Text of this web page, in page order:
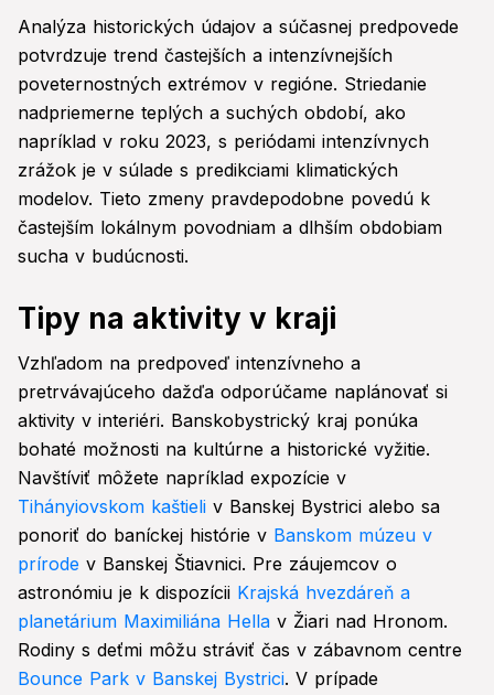
Analýza historických údajov a súčasnej predpovede
potvrdzuje trend častejších a intenzívnejších
poveternostných extrémov v regióne. Striedanie
nadpriemerne teplých a suchých období, ako
napríklad v roku 2023, s periódami intenzívnych
zrážok je v súlade s predikciami klimatických
modelov. Tieto zmeny pravdepodobne povedú k
častejším lokálnym povodniam a dlhším obdobiam
sucha v budúcnosti.
Tipy na aktivity v kraji
Vzhľadom na predpoveď intenzívneho a
pretrvávajúceho dažďa odporúčame naplánovať si
aktivity v interiéri. Banskobystrický kraj ponúka
bohaté možnosti na kultúrne a historické vyžitie.
Navštíviť môžete napríklad expozície v
Tihányiovskom kaštieli v Banskej Bystrici alebo sa
ponoriť do baníckej histórie v Banskom múzeu v
prírode v Banskej Štiavnici. Pre záujemcov o
astronómiu je k dispozícii Krajská hvezdáreň a
planetárium Maximiliána Hella v Žiari nad Hronom.
Rodiny s deťmi môžu stráviť čas v zábavnom centre
Bounce Park v Banskej Bystrici. V prípade